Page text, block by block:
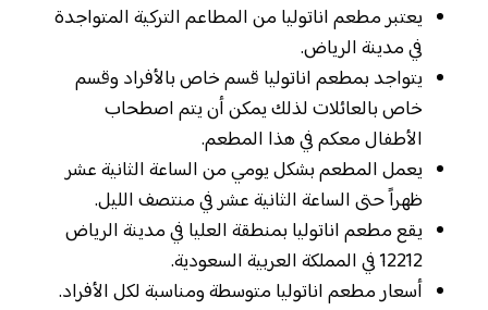
يعتبر مطعم اناتوليا من المطاعم التركية المتواجدة
في مدينة الرياض.
يتواجد بمطعم اناتوليا قسم خاص بالأفراد وقسم
خاص بالعائلات لذلك يمكن أن يتم اصطحاب
الأطفال معكم في هذا المطعم.
يعمل المطعم بشكل يومي من الساعة الثانية عشر
ظهراً حتى الساعة الثانية عشر في منتصف الليل.
يقع مطعم اناتوليا بمنطقة العليا في مدينة الرياض
12212 في المملكة العربية السعودية.
أسعار مطعم اناتوليا متوسطة ومناسبة لكل الأفراد.